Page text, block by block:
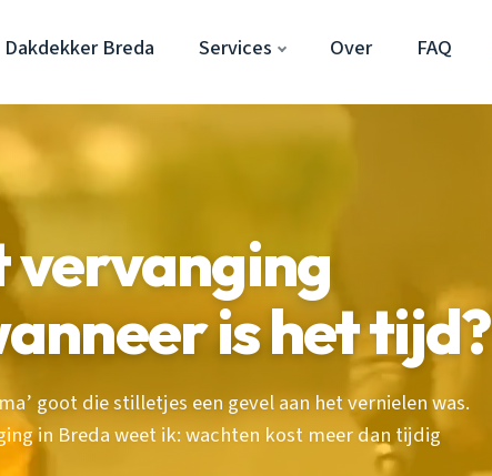
Dakdekker Breda Services Over FAQ
vervanging
is het tijd?
goot die stilletjes een gevel aan het vernielen was.
in Breda weet ik: wachten kost meer dan tijdig